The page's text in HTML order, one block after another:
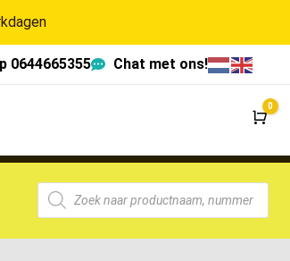
0644665355 Chat met ons!
0